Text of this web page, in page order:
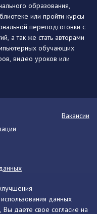
данных
даете свое согласие на
образования,
или пройти курсы
переподготовки с
а так же стать авторами
обучающих
видео уроков или
Вакансии